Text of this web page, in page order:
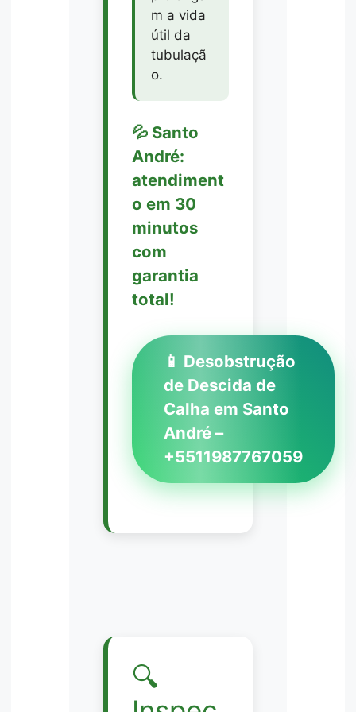
m a vida
útil da
tubulaçã
o.
💦 Santo
André:
atendiment
o em 30
minutos
com
garantia
total!
📱 Desobstrução
de Descida de
Calha em Santo
André –
+5511987767059
🔍